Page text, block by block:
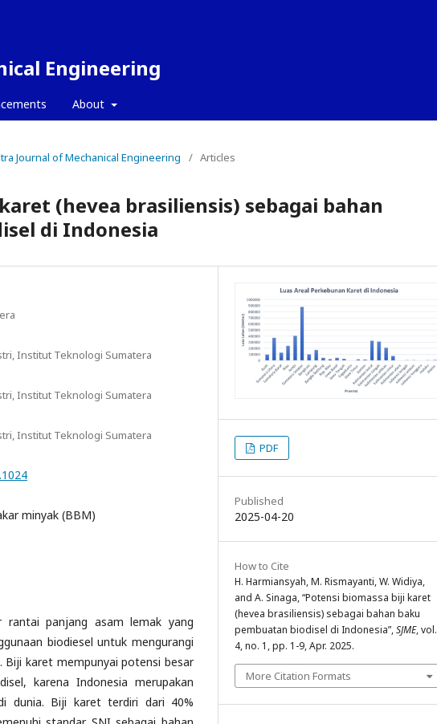
Engineering
About
Journal of Mechanical Engineering / Articles
(hevea brasiliensis) sebagai bahan
di Indonesia
Institut Teknologi Sumatera
Institut Teknologi Sumatera
Institut Teknologi Sumatera
minyak (BBM)
rantai panjang asam lemak yang
biodiesel untuk mengurangi
Biji karet mempunyai potensi besar
karena Indonesia merupakan
dunia. Biji karet terdiri dari 40%
PDF
Published
2025-04-20
How to Cite
H. Harmiansyah, M. Rismayanti, W. Widiya,
and A. Sinaga, “Potensi biomassa biji karet
(hevea brasiliensis) sebagai bahan baku
pembuatan biodisel di Indonesia”,SJME, vol.
4, no. 1, pp. 1-9, Apr. 2025.
More Citation Formats